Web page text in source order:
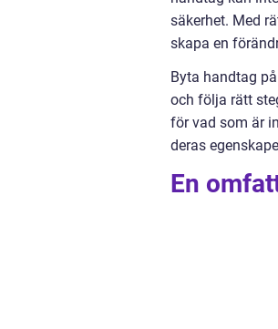
säkerhet. Med
skapa en
Byta handtag
och följa rätt
för vad som är
deras
En